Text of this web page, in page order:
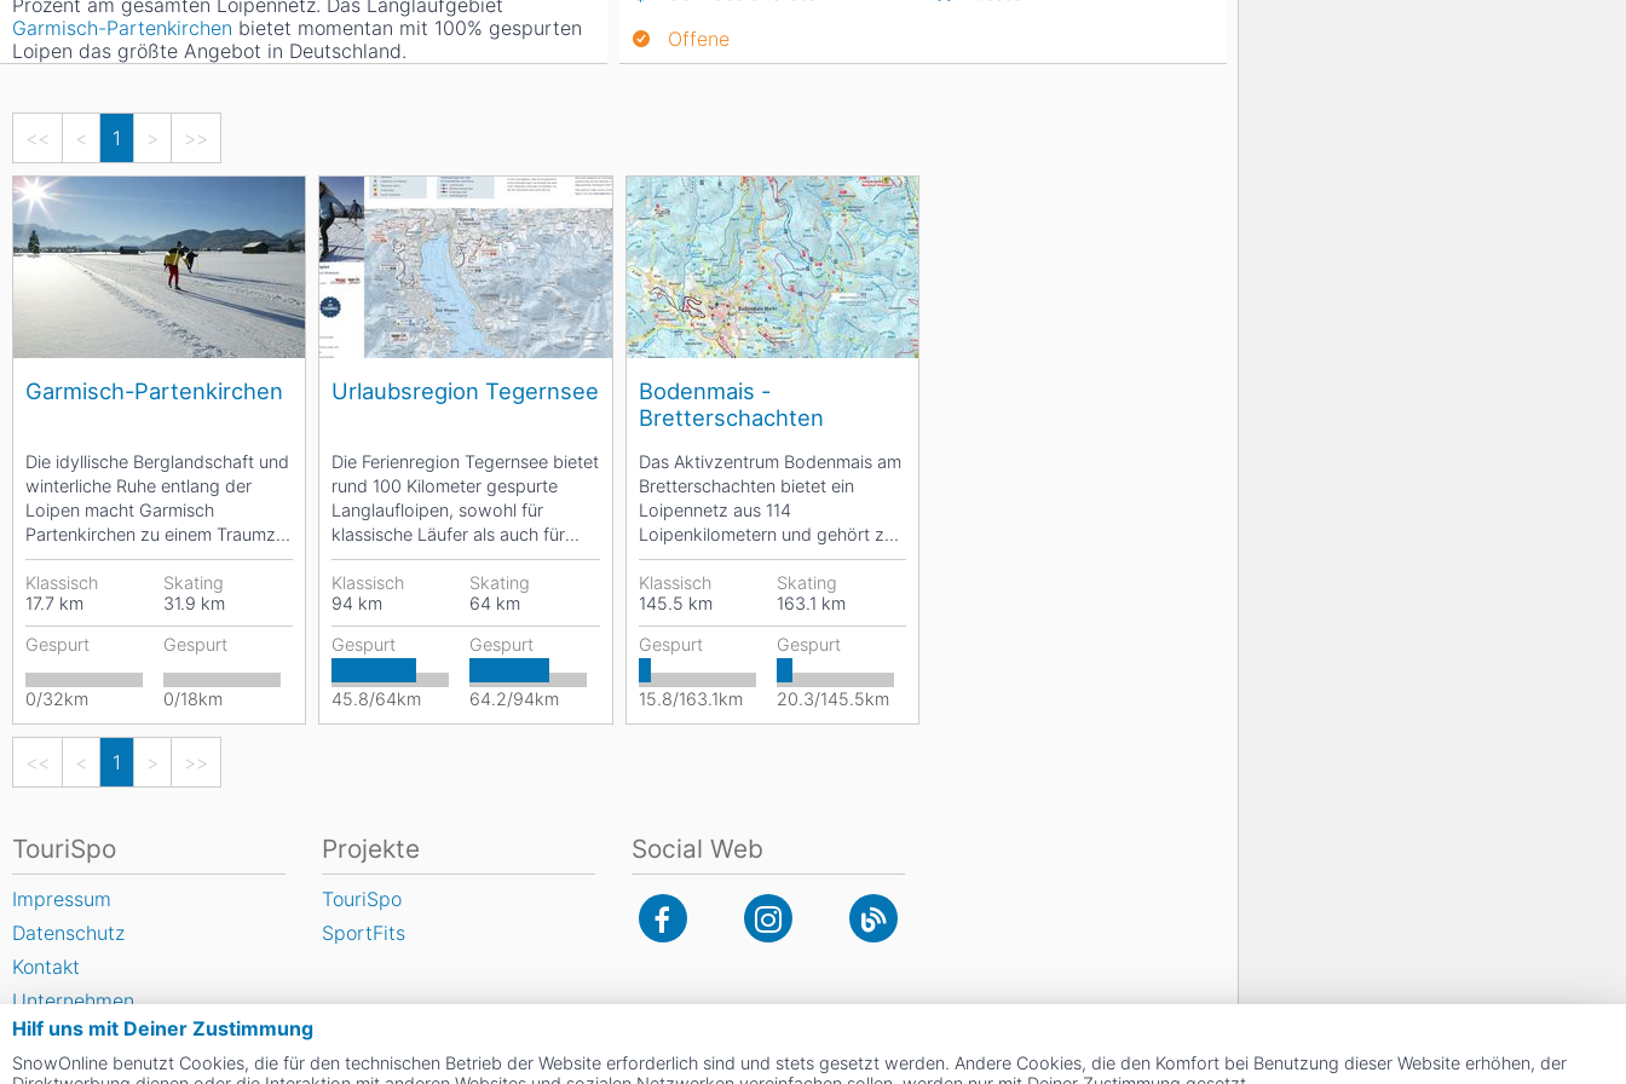
<< < 1 > >>
Garmisch-Partenkirchen
Die idyllische Berglandschaft und
winterliche Ruhe entlang der
Loipen macht Garmisch
Partenkirchen zu einem Traumziel
für Langläufer. Rund 30...
Klassisch
17.7 km
Skating
31.9 km
Gespurt
0/32km
Gespurt
0/18km
Urlaubsregion Tegernsee
Die Ferienregion Tegernsee bietet
rund 100 Kilometer gespurte
Langlaufloipen, sowohl für
klassische Läufer als auch für
Skater. Durch die Orte...
Klassisch
94 km
Skating
64 km
Gespurt
45.8/64km
Gespurt
64.2/94km
Bodenmais -
Bretterschachten
Das Aktivzentrum Bodenmais am
Bretterschachten bietet ein
Loipennetz aus 114
Loipenkilometern und gehört zu
den schneesichersten...
Klassisch
145.5 km
Skating
163.1 km
Gespurt
15.8/163.1km
Gespurt
20.3/145.5km
<< < 1 > >>
Offene
Prozent am gesamten Loipennetz. Das Langlaufgebiet
Garmisch-Partenkirchen bietet momentan mit 100% gespurten
Loipen das größte Angebot in Deutschland.
Hilf uns mit Deiner Zustimmung
SnowOnline benutzt Cookies, die für den technischen Betrieb der Website erforderlich sind und stets gesetzt werden. Andere Cookies, die den Komfort bei Benutzung dieser Website erhöhen, der
TouriSpo
Impressum
Datenschutz
Kontakt
Unternehmen
FAQ
Newsletter
Projekte
TouriSpo
SportFits
Social Web